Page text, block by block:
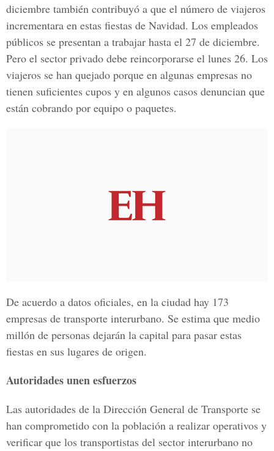
diciembre también contribuyó a que el número de viajeros
incrementara en estas fiestas de Navidad. Los empleados
públicos se presentan a trabajar hasta el 27 de diciembre.
Pero el sector privado debe reincorporarse el lunes 26. Los
viajeros se han quejado porque en algunas empresas no
tienen suficientes cupos y en algunos casos denuncian que
están cobrando por equipo o paquetes.
De acuerdo a datos oficiales, en la ciudad hay 173
empresas de transporte interurbano. Se estima que medio
millón de personas dejarán la capital para pasar estas
fiestas en sus lugares de origen.
Autoridades unen esfuerzos
Las autoridades de la Dirección General de Transporte se
han comprometido con la población a realizar operativos y
verificar que los transportistas del sector interurbano no